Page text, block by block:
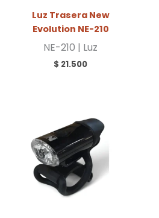
Luz Trasera New
Evolution NE-210
NE-210 | Luz
$ 21.500